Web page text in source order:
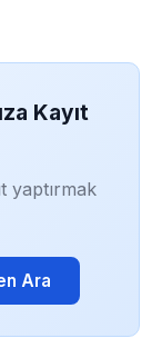
Kayıt
yaptırmak
Ara